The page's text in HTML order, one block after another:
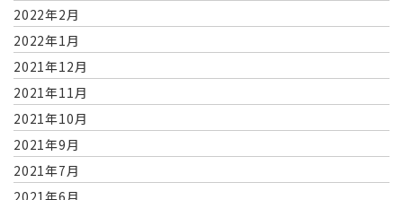
2022年2月
2022年1月
2021年12月
2021年11月
2021年10月
2021年9月
2021年7月
2021年6月